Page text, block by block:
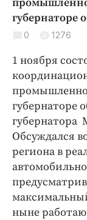
Культура
Погода
Спорт
ПРОЕКТЫ
Блоги
губернаторе
0 1276
1 ноября
губернаторе
губернатора
Обсуждался
региона в
ныне